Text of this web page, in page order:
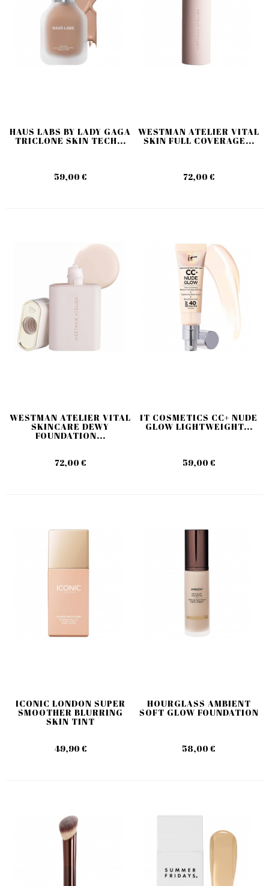
HAUS LABS BY LADY GAGA
TRICLONE SKIN TECH...
59,00 €
WESTMAN ATELIER VITAL
SKIN FULL COVERAGE...
72,00 €
WESTMAN ATELIER VITAL
SKINCARE DEWY
FOUNDATION...
72,00 €
IT COSMETICS CC+ NUDE
GLOW LIGHTWEIGHT...
59,00 €
ICONIC LONDON SUPER
SMOOTHER BLURRING
SKIN TINT
49,90 €
HOURGLASS AMBIENT
SOFT GLOW FOUNDATION
58,00 €